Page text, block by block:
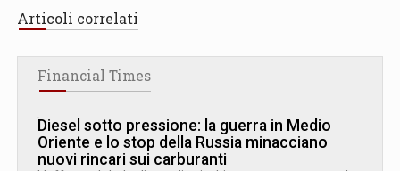
Articoli correlati
Financial Times
Diesel sotto pressione: la guerra in Medio
Oriente e lo stop della Russia minacciano
nuovi rincari sui carburanti